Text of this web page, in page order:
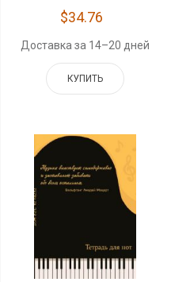
$34.76
Доставка за 14–20 дней
КУПИТЬ